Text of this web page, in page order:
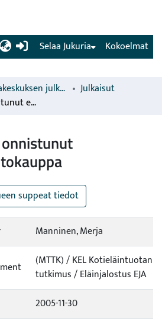
(current) Kokoelmat
Selaa Jukuria
Luonnonvarakeskuksen julkaisut
Julkaisut
Tohmajärvellä onnistunut emolehmähuutokauppa
suppeat tiedot
Manninen, Merja
(MTTK) / KEL
tutkimus / Eläinjalostus EJA
2005-11-30